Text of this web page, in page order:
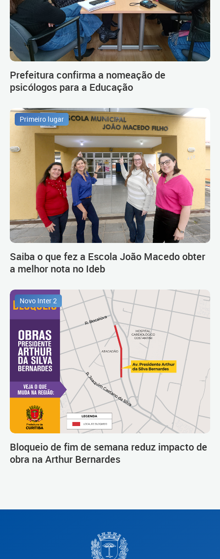
Prefeitura confirma a nomeação de
psicólogos para a Educação
Primeiro lugar
Saiba o que fez a Escola João Macedo obter
a melhor nota no Ideb
Novo Inter 2
Bloqueio de fim de semana reduz impacto de
obra na Arthur Bernardes